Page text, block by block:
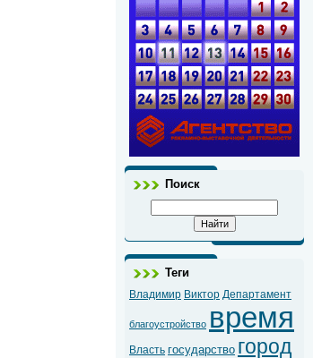
Поиск
Теги
Владимир Виктор Департамент
благоустройство время
Власть государство город